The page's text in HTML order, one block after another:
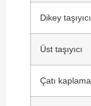
Dikey taşıyıcı
Üst taşıyıcı
Çatı kaplama